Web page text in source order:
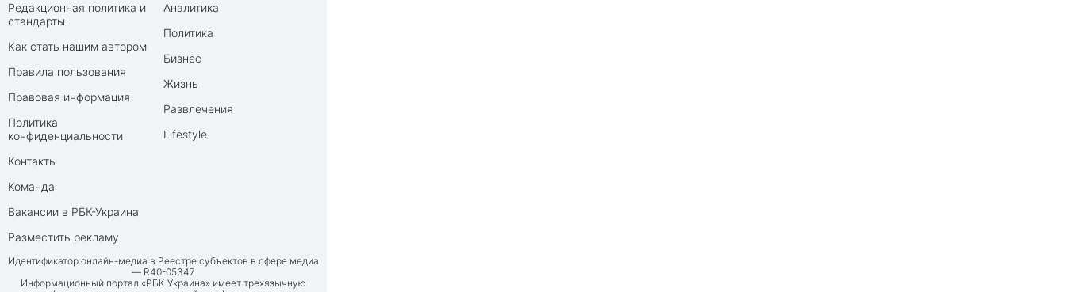
Редакционная политика и
стандарты
Как стать нашим автором
Правила пользования
Правовая информация
Политика
конфиденциальности
Контакты
Команда
Вакансии в РБК-Украина
Разместить рекламу
Аналитика
Политика
Бизнес
Жизнь
Развлечения
Lifestyle
Идентификатор онлайн-медиа в Реестре субъектов в сфере медиа
— R40-05347
Информационный портал «РБК-Украина» имеет трехязычную